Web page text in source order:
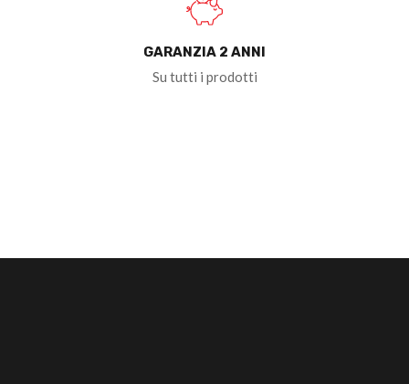
GARANZIA 2 ANNI
Su tutti i prodotti